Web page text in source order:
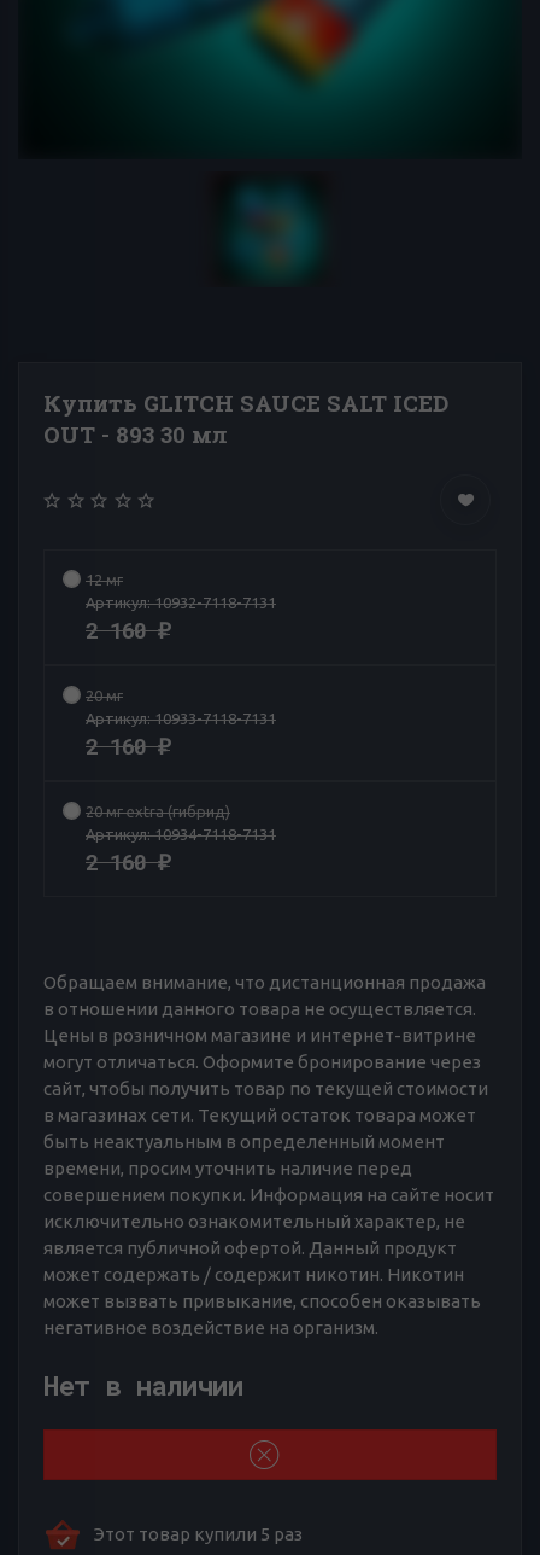
Купить GLITCH SAUCE SALT ICED
OUT - 893 30 мл
12 мг
Артикул:10932-7118-7131
2 160₽
20 мг
Артикул:10933-7118-7131
2 160₽
20 мг extra (гибрид)
Артикул:10934-7118-7131
2 160₽
Обращаем внимание, что дистанционная продажа
в отношении данного товара не осуществляется.
Цены в розничном магазине и интернет-витрине
могут отличаться. Оформите бронирование через
сайт, чтобы получить товар по текущей стоимости
в магазинах сети. Текущий остаток товара может
быть неактуальным в определенный момент
времени, просим уточнить наличие перед
совершением покупки. Информация на сайте носит
исключительно ознакомительный характер, не
является публичной офертой. Данный продукт
может содержать / содержит никотин. Никотин
может вызвать привыкание, способен оказывать
негативное воздействие на организм.
Нет в наличии
Этот товар купили 5 раз